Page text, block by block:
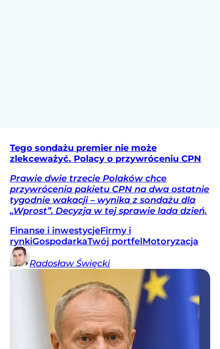
Tego sondażu premier nie może
zlekceważyć. Polacy o przywróceniu CPN
Prawie dwie trzecie Polaków chce
przywrócenia pakietu CPN na dwa ostatnie
tygodnie wakacji – wynika z sondażu dla
„Wprost”. Decyzja w tej sprawie lada dzień.
Finanse i inwestycjeFirmy i
rynkiGospodarkaTwój portfelMotoryzacja
Radosław Święcki